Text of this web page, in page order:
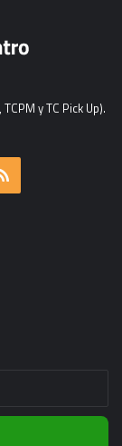
y TC Pick Up).
RSS